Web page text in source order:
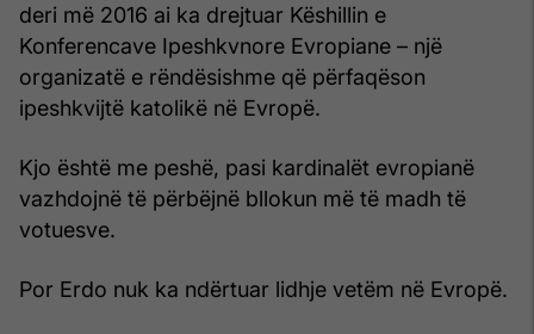
deri më 2016 ai ka drejtuar Këshillin e
Konferencave Ipeshkvnore Evropiane – një
organizatë e rëndësishme që përfaqëson
ipeshkvijtë katolikë në Evropë.
Kjo është me peshë, pasi kardinalët evropianë
vazhdojnë të përbëjnë bllokun më të madh të
votuesve.
Por Erdo nuk ka ndërtuar lidhje vetëm në Evropë.